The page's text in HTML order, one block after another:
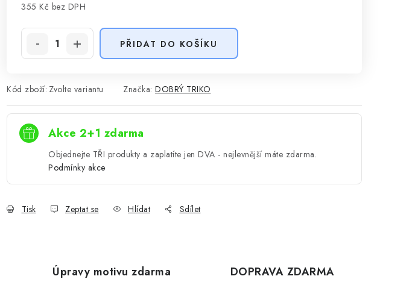
355 Kč bez DPH
PŘIDAT DO KOŠÍKU
Kód zboží: Zvolte variantu Značka: DOBRÝ TRIKO
Akce 2+1 zdarma
Objednejte TŘI produkty a zaplatíte jen DVA - nejlevnější máte zdarma.
Podmínky akce
Tisk Zeptat se Hlídat Sdílet
Úpravy motivu zdarma DOPRAVA ZDARMA